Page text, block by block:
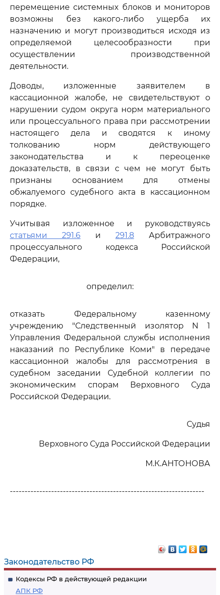
Законодательство РФ
Кодексы РФ в действующей редакции
АПК РФ
перемещение системных блоков и мониторов
возможны без какого-либо ущерба их
назначению и могут производиться исходя из
определяемой целесообразности при
осуществлении производственной
деятельности.
Доводы, изложенные заявителем в
кассационной жалобе, не свидетельствуют о
нарушении судом округа норм материального
или процессуального права при рассмотрении
настоящего дела и сводятся к иному
толкованию норм действующего
законодательства и к переоценке
доказательств, в связи с чем не могут быть
признаны основанием для отмены
обжалуемого судебного акта в кассационном
порядке.
Учитывая изложенное и руководствуясь
статьями 291.6 и 291.8 Арбитражного
процессуального кодекса Российской
Федерации,
определил:
отказать Федеральному казенному
учреждению "Следственный изолятор N 1
Управления Федеральной службы исполнения
наказаний по Республике Коми" в передаче
кассационной жалобы для рассмотрения в
судебном заседании Судебной коллегии по
экономическим спорам Верховного Суда
Российской Федерации.
Судья
Верховного Суда Российской Федерации
М.К.АНТОНОВА
------------------------------------------------------------------